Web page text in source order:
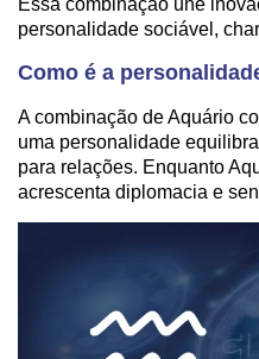
Essa combinação une
personalidade sociável,
Como é a
A combinação de Aquário
uma personalidade
para relações. Enquanto
acrescenta diplomacia e